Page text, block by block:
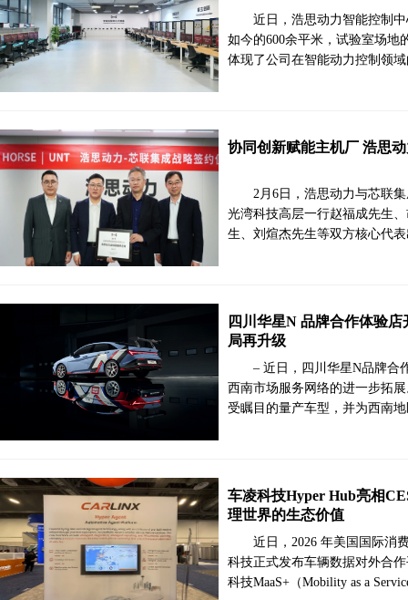
近日，浩思动力智能控制
如今的600余平米，试验室场地
体现了公司在智能动力控制领
协同创新赋能主机厂 浩思
2月6日，浩思动力与芯联
光湾科技高层一行赵福成先生
生、刘煊杰先生等双方核心代
四川华星N 品牌合作体验
局再升级
– 近日，四川华星N品牌合
西南市场服务网络的进一步拓
受瞩目的量产车型，并为西南
车凌科技Hyper Hub亮相
理世界的生态价值
近日，2026 年美国国际消
科技正式发布车辆数据对外合
科技MaaS+（Mobility as a